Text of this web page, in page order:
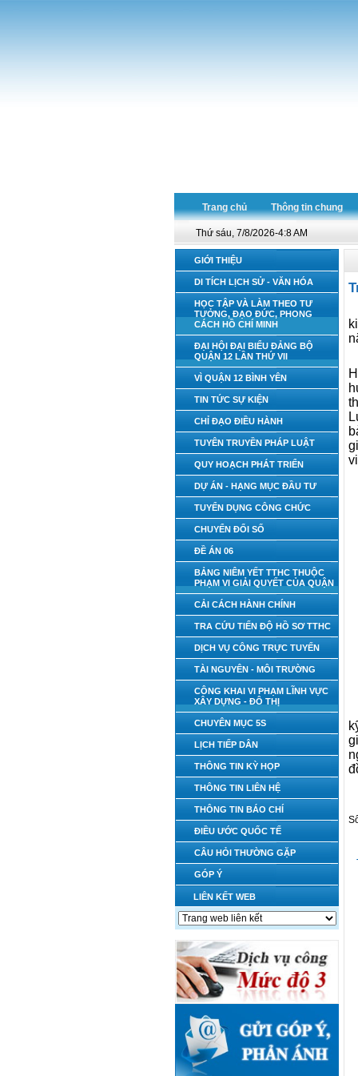
Trang chủ Thông tin chung
Thứ sáu, 7/8/2026-4:8 AM
GIỚI THIỆU
DI TÍCH LỊCH SỬ - VĂN HÓA
HỌC TẬP VÀ LÀM THEO TƯ
TƯỞNG, ĐẠO ĐỨC, PHONG
CÁCH HỒ CHÍ MINH
ĐẠI HỘI ĐẠI BIỂU ĐẢNG BỘ
QUẬN 12 LẦN THỨ VII
VÌ QUẬN 12 BÌNH YÊN
TIN TỨC SỰ KIỆN
CHỈ ĐẠO ĐIỀU HÀNH
TUYÊN TRUYỀN PHÁP LUẬT
QUY HOẠCH PHÁT TRIỂN
DỰ ÁN - HẠNG MỤC ĐẦU TƯ
TUYỂN DỤNG CÔNG CHỨC
CHUYỂN ĐỔI SỐ
ĐỀ ÁN 06
BẢNG NIÊM YẾT TTHC THUỘC
PHẠM VI GIẢI QUYẾT CỦA QUẬN
CẢI CÁCH HÀNH CHÍNH
TRA CỨU TIẾN ĐỘ HỒ SƠ TTHC
DỊCH VỤ CÔNG TRỰC TUYẾN
TÀI NGUYÊN - MÔI TRƯỜNG
CÔNG KHAI VI PHẠM LĨNH VỰC
XÂY DỰNG - ĐÔ THỊ
CHUYÊN MỤC 5S
LỊCH TIẾP DÂN
THÔNG TIN KỲ HỌP
THÔNG TIN LIÊN HỆ
THÔNG TIN BÁO CHÍ
ĐIỀU ƯỚC QUỐC TẾ
CÂU HỎI THƯỜNG GẶP
GÓP Ý
LIÊN KẾT WEB